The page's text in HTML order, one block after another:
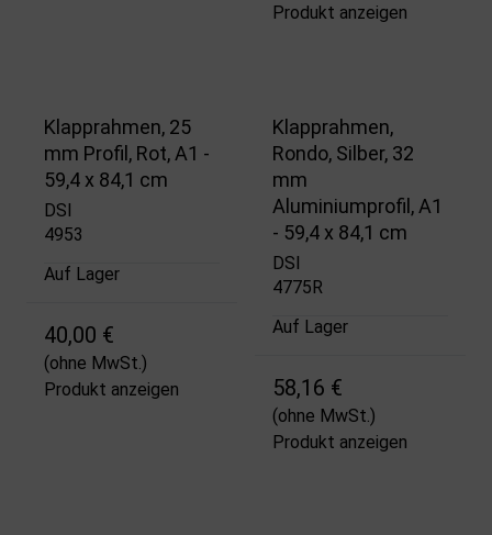
Produkt anzeigen
Klapprahmen, 25
mm Profil, Rot, A1 -
59,4 x 84,1 cm
DSI
4953
Auf Lager
40,00 €
(ohne MwSt.)
Produkt anzeigen
Klapprahmen,
Rondo, Silber, 32
mm
Aluminiumprofil, A1
- 59,4 x 84,1 cm
DSI
4775R
Auf Lager
58,16 €
(ohne MwSt.)
Produkt anzeigen